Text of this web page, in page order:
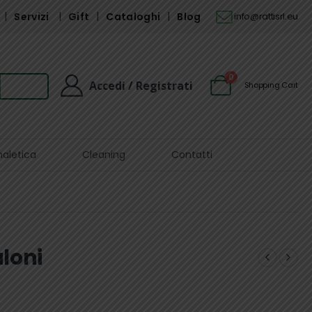
Servizi Gift Cataloghi Blog info@rattisrl.eu
Accedi / Registrati
0
Shopping Cart
Cleaning Contatti